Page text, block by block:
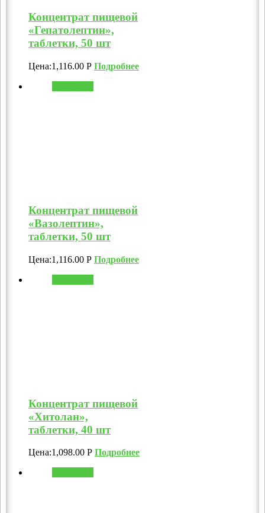
Концентрат пищевой
«Гепатолептин»,
таблетки, 50 шт
Цена:1,116.00 Р Подробнее
Концентрат пищевой
«Вазолептин»,
таблетки, 50 шт
Цена:1,116.00 Р Подробнее
Концентрат пищевой
«Хитолан»,
таблетки, 40 шт
Цена:1,098.00 Р Подробнее